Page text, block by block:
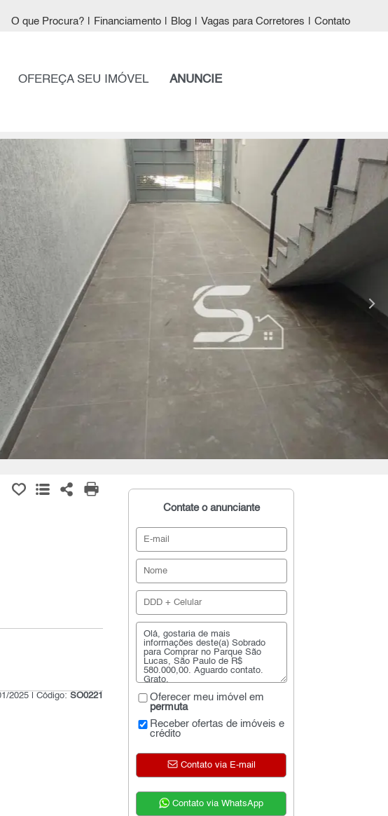
O que Procura? Financiamento Blog Vagas para Corretores Contato
OFEREÇA SEU IMÓVEL ANUNCIE
2025 | Código:SO0221
Contate o anunciante
Oferecer meu imóvel em
permuta
Receber ofertas de imóveis e
crédito
Contato via E-mail
Contato via WhatsApp